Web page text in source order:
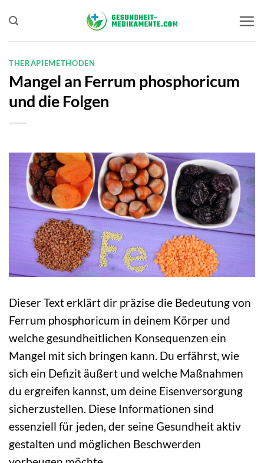
Inhalt
springen
THERAPIEMETHODEN
Mangel an Ferrum phosphoricum
und die Folgen
Dieser Text erklärt dir präzise die Bedeutung von
Ferrum phosphoricum in deinem Körper und
welche gesundheitlichen Konsequenzen ein
Mangel mit sich bringen kann. Du erfährst, wie
sich ein Defizit äußert und welche Maßnahmen
du ergreifen kannst, um deine Eisenversorgung
sicherzustellen. Diese Informationen sind
essenziell für jeden, der seine Gesundheit aktiv
gestalten und möglichen Beschwerden